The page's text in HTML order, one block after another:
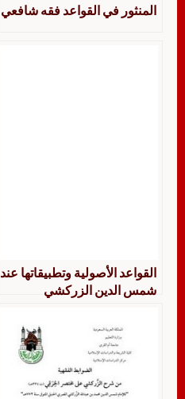
المنثور في القواعد فقه شافعي
القواعد الأصولية وتطبيقاتها عند
شمس الدين الزركشي